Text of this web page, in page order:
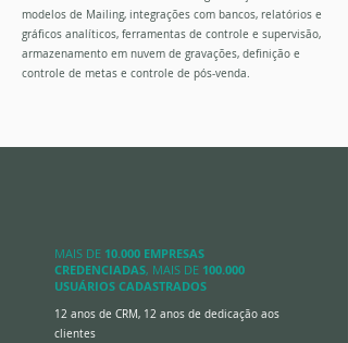
modelos de Mailing, integrações com bancos, relatórios e
gráficos analíticos, ferramentas de controle e supervisão,
armazenamento em nuvem de gravações, definição e
controle de metas e controle de pós-venda.
MAIS DE 10.000 EMPRESAS
CREDENCIADAS, MAIS DE 100.000
USUÁRIOS CADASTRADOS
12 anos de CRM, 12 anos de dedicação aos
clientes